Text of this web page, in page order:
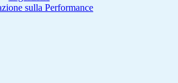
sulla Performance